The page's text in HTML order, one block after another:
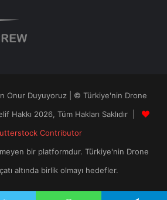
Onur Duyuyoruz | © Türkiye'nin Drone
Hakkı 2026, Tüm Hakları Saklıdır |
Contributor
bir platformdur. Türkiye'nin Drone
altında birlik olmayı hedefler.